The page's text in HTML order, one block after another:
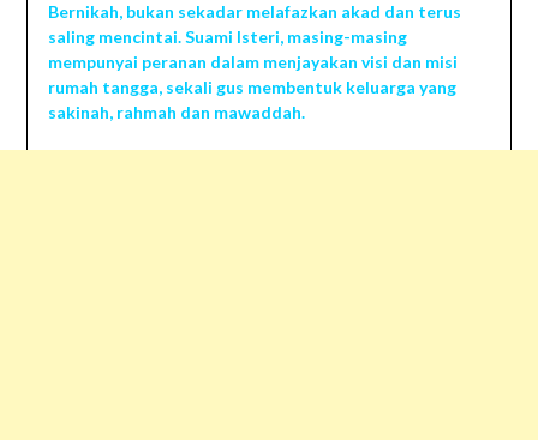
Bernikah, bukan sekadar melafazkan akad dan terus
saling mencintai. Suami Isteri, masing-masing
mempunyai peranan dalam menjayakan visi dan misi
rumah tangga, sekali gus membentuk keluarga yang
sakinah, rahmah dan mawaddah.